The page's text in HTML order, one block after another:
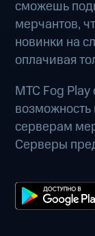
сможешь
мерчантов,
новинки на
оплачивая
МТС Fog Play
серверам
Серверы